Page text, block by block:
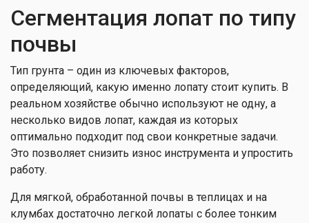
Сегментация лопат по типу
почвы
Тип грунта – один из ключевых факторов,
определяющий, какую именно лопату стоит купить. В
реальном хозяйстве обычно используют не одну, а
несколько видов лопат, каждая из которых
оптимально подходит под свои конкретные задачи.
Это позволяет снизить износ инструмента и упростить
работу.
Для мягкой, обработанной почвы в теплицах и на
клумбах достаточно легкой лопаты с более тонким